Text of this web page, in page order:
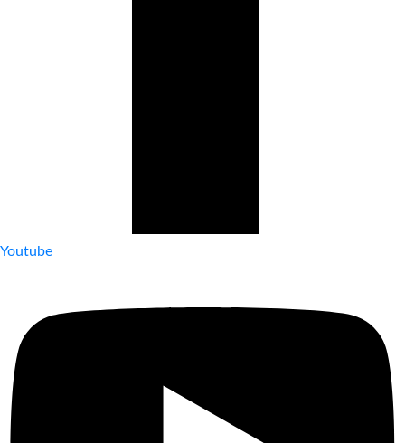
Youtube